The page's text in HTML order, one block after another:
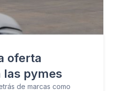
oferta
las pymes
de marcas como